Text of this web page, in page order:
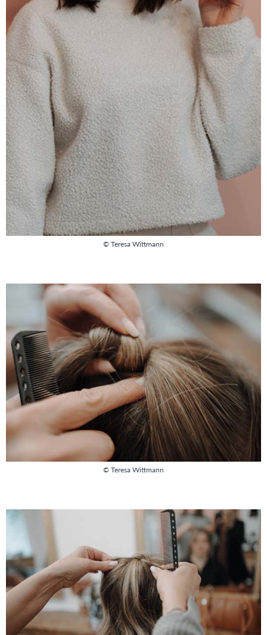
© Teresa Wittmann
© Teresa Wittmann